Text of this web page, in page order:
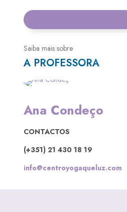
Saiba mais sobre
A PROFESSORA
Ana Condeço
CONTACTOS
(+351) 21 430 18 19
info@centroyogaqueluz.com